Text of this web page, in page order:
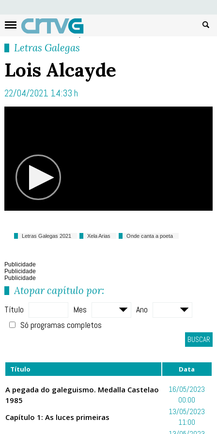
Letras Galegas
Lois Alcayde
22/04/2021 14:33 h
Letras Galegas 2021 Xela Arias Onde canta a poeta
Publicidade
Publicidade
Publicidade
Atopar capítulo por:
Título Mes
Ano
Só programas completos
BUSCAR
Título Data
A pegada do galeguismo. Medalla Castelao
1985
16/05/2023
00:00
Capítulo 1: As luces primeiras
13/05/2023
11:00